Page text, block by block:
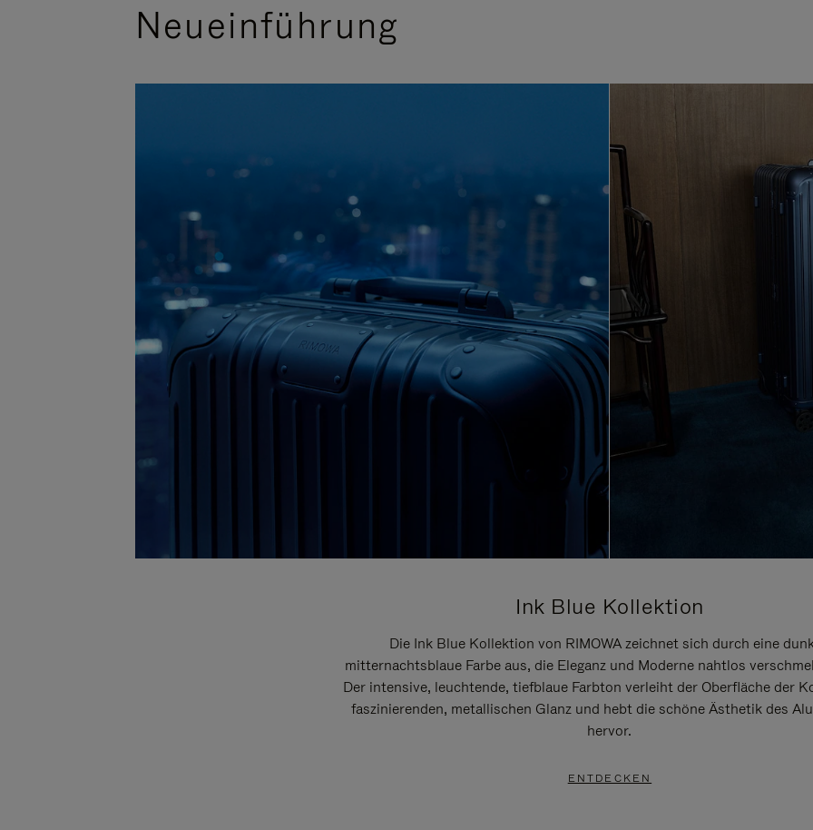
Neueinführung
Ink Blue Kollektion
Die Ink Blue Kollektion von RIMOWA zeichnet sich durch eine
mitternachtsblaue Farbe aus, die Eleganz und Moderne nahtlos
Der intensive, leuchtende, tiefblaue Farbton verleiht der Oberfläche der
faszinierenden, metallischen Glanz und hebt die schöne Ästhetik des
hervor.
ENTDECKEN